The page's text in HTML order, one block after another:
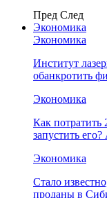
Пред След
Экономика
Экономика
Институт
обанкротить
Экономика
Как потратить
запустить
Экономика
Стало
проданы в